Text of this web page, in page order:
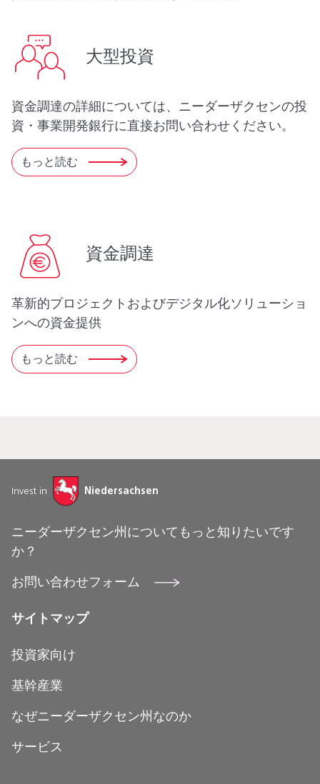
大型投資
資金調達の詳細については、ニーダーザクセンの投
資・事業開発銀行に直接お問い合わせください。
もっと読む
資金調達
革新的プロジェクトおよびデジタル化ソリューショ
ンへの資金提供
もっと読む
Invest in Niedersachsen
ニーダーザクセン州についてもっと知りたいです
か？
お問い合わせフォーム
サイトマップ
投資家向け
基幹産業
なぜニーダーザクセン州なのか
サービス